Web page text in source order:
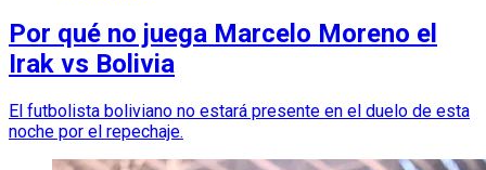
Por qué no juega Marcelo Moreno el
Irak vs Bolivia
El futbolista boliviano no estará presente en el duelo de esta
noche por el repechaje.